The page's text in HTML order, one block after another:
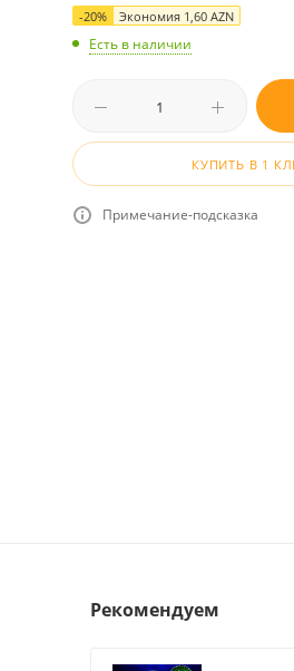
-20% Экономия 1,60 AZN
Есть в наличии
КУПИТЬ В 1
Примечание-подсказка
Рекомендуем